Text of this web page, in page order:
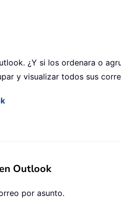
¿Y si los ordenara o
y visualizar todos sus
Outlook
por asunto.